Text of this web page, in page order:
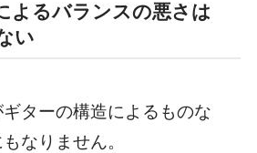
よるバランスの悪さは
い
ターの構造によるものな
なりません。